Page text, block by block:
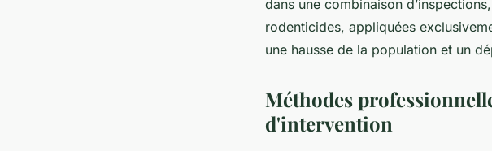
dans une combinaison
rodenticides, appliquées
une hausse de la population et un
Méthodes
d'intervention